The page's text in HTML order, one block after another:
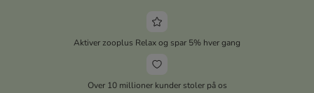
Aktiver zooplus Relax og spar 5% hver gang
Over 10 millioner kunder stoler på os